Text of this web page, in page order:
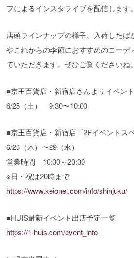
フによるインスタライブを配信します。
店頭ラインナップの様子、入荷したば
やこれからの季節におすすめのコーデ
ていただきます。ぜひご覧くださいね。
■京王百貨店・新宿店さんよりイベン
6/25（土） 9:30〜10:00
■京王百貨店・新宿店「2Fイベントス
6/23（木）〜29（水）
営業時間 10:00～20:30
※日・祝は20時まで
https://www.keionet.com/info/shinjuku/
■HUIS最新イベント出店予定一覧
https://1-huis.com/event_info